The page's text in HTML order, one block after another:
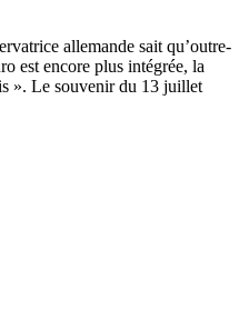
allemande sait qu’outre-
est encore plus intégrée, la
». Le souvenir du 13 juillet